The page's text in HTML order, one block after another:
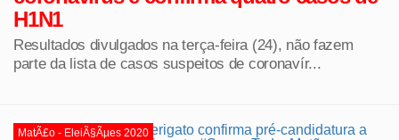
H1N1
Resultados divulgados na terça-feira (24), não fazem
parte da lista de casos suspeitos de coronavír...
MatÃ£o - EleiÃ§Ãµes 2020